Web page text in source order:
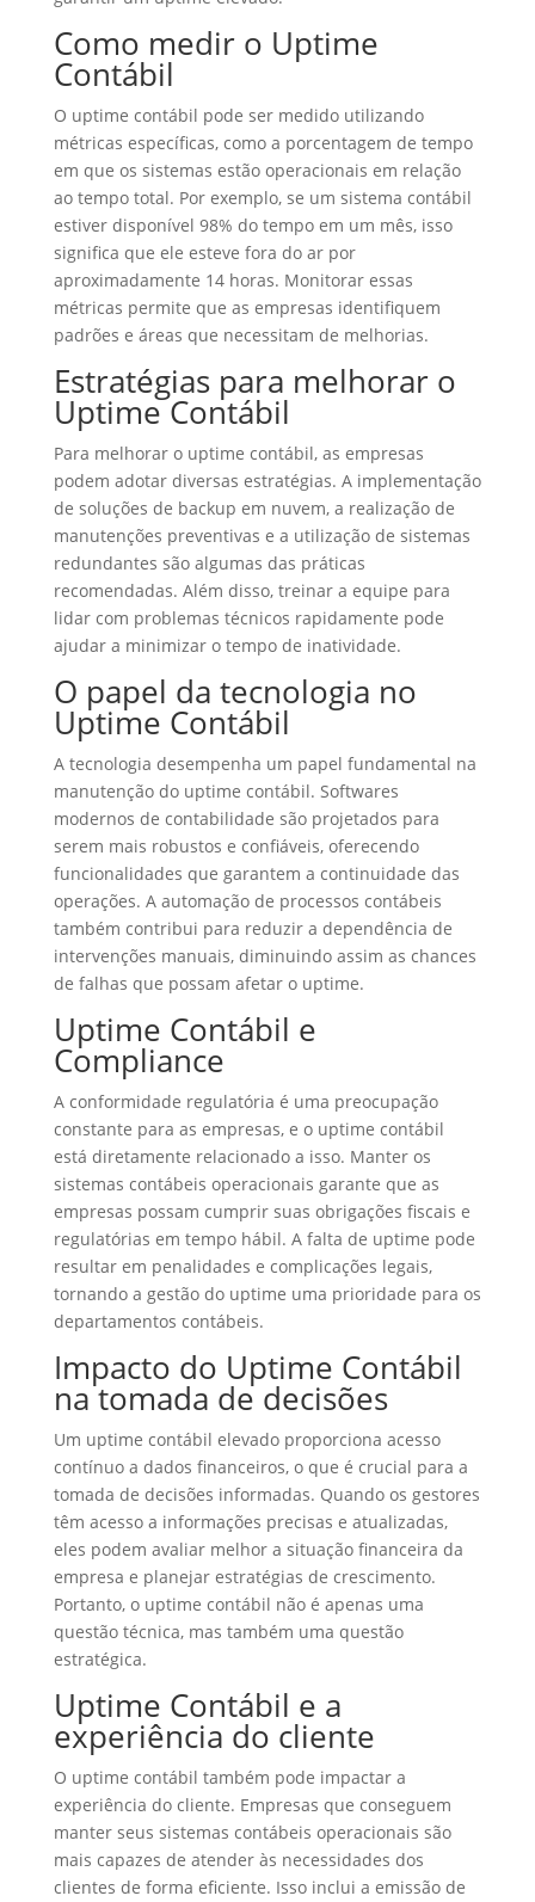
Como medir o Uptime
Contábil
O uptime contábil pode ser medido utilizando
métricas específicas, como a porcentagem de tempo
em que os sistemas estão operacionais em relação
ao tempo total. Por exemplo, se um sistema contábil
estiver disponível 98% do tempo em um mês, isso
significa que ele esteve fora do ar por
aproximadamente 14 horas. Monitorar essas
métricas permite que as empresas identifiquem
padrões e áreas que necessitam de melhorias.
Estratégias para melhorar o
Uptime Contábil
Para melhorar o uptime contábil, as empresas
podem adotar diversas estratégias. A implementação
de soluções de backup em nuvem, a realização de
manutenções preventivas e a utilização de sistemas
redundantes são algumas das práticas
recomendadas. Além disso, treinar a equipe para
lidar com problemas técnicos rapidamente pode
ajudar a minimizar o tempo de inatividade.
O papel da tecnologia no
Uptime Contábil
A tecnologia desempenha um papel fundamental na
manutenção do uptime contábil. Softwares
modernos de contabilidade são projetados para
serem mais robustos e confiáveis, oferecendo
funcionalidades que garantem a continuidade das
operações. A automação de processos contábeis
também contribui para reduzir a dependência de
intervenções manuais, diminuindo assim as chances
de falhas que possam afetar o uptime.
Uptime Contábil e
Compliance
A conformidade regulatória é uma preocupação
constante para as empresas, e o uptime contábil
está diretamente relacionado a isso. Manter os
sistemas contábeis operacionais garante que as
empresas possam cumprir suas obrigações fiscais e
regulatórias em tempo hábil. A falta de uptime pode
resultar em penalidades e complicações legais,
tornando a gestão do uptime uma prioridade para os
departamentos contábeis.
Impacto do Uptime Contábil
na tomada de decisões
Um uptime contábil elevado proporciona acesso
contínuo a dados financeiros, o que é crucial para a
tomada de decisões informadas. Quando os gestores
têm acesso a informações precisas e atualizadas,
eles podem avaliar melhor a situação financeira da
empresa e planejar estratégias de crescimento.
Portanto, o uptime contábil não é apenas uma
questão técnica, mas também uma questão
estratégica.
Uptime Contábil e a
experiência do cliente
O uptime contábil também pode impactar a
experiência do cliente. Empresas que conseguem
manter seus sistemas contábeis operacionais são
mais capazes de atender às necessidades dos
clientes de forma eficiente. Isso inclui a emissão de